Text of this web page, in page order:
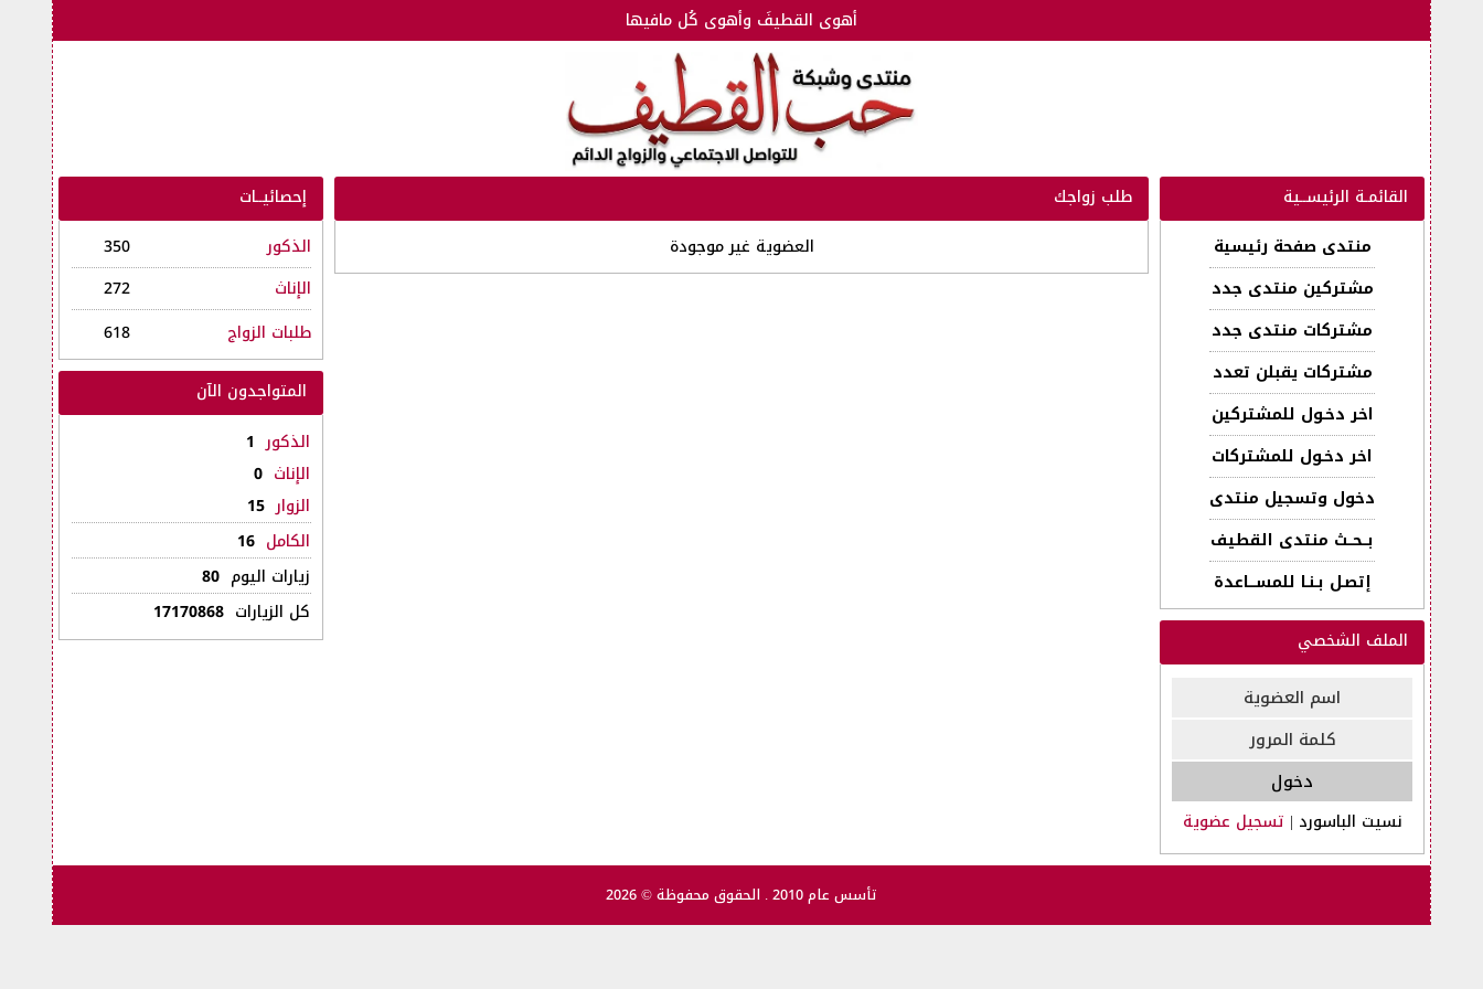
أهوى القطيفَ وأهوى كُل مافيها
القائمـة الرئيســية
منتدى صفحة رئيسية
مشتركين منتدى جدد
مشتركات منتدى جدد
مشتركات يقبلن تعدد
اخر دخـول للمشتركين
اخر دخـول للمشتركات
دخول وتسجيل منتدى
بــحــث منتدى القطيف
إتصـل بـنـا للمســـاعدة
الملف الشخصي
نسيت الباسورد | تسجيل عضوية
طلب زواجك
العضوية غير موجودة
إحصائيــات
الذكور
350
الإناث
272
طلبات الزواج
618
المتواجدون الآن
الذكور 1
الإناث 0
الزوار 15
الكامل 16
زيارات اليوم80
كل الزيارات17170868
تأسس عام 2010 . الحقوق محفوظة © 2026